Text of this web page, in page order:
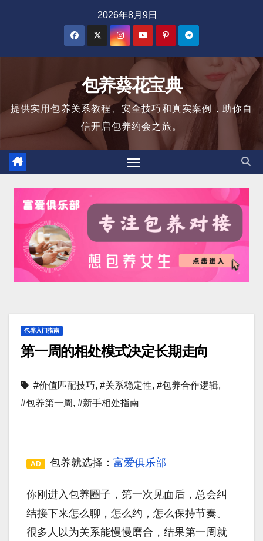
2026年8月9日
包养葵花宝典
提供实用包养关系教程、安全技巧和真实案例，助你自
信开启包养约会之旅。
包养入门指南
第一周的相处模式决定长期走向
#价值匹配技巧, #关系稳定性, #包养合作逻辑,
#包养第一周 , #新手相处指南
AD 包养就选择： 富爱俱乐部
你刚进入包养圈子，第一次见面后，总会纠
结接下来怎么聊，怎么约，怎么保持节奏。
很多人以为关系能慢慢磨合，结果第一周就